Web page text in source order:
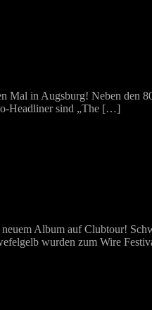
Mal in Augsburg! Neben den
Headliner sind „The […]
Album auf Clubtour!
wurden zum Wire